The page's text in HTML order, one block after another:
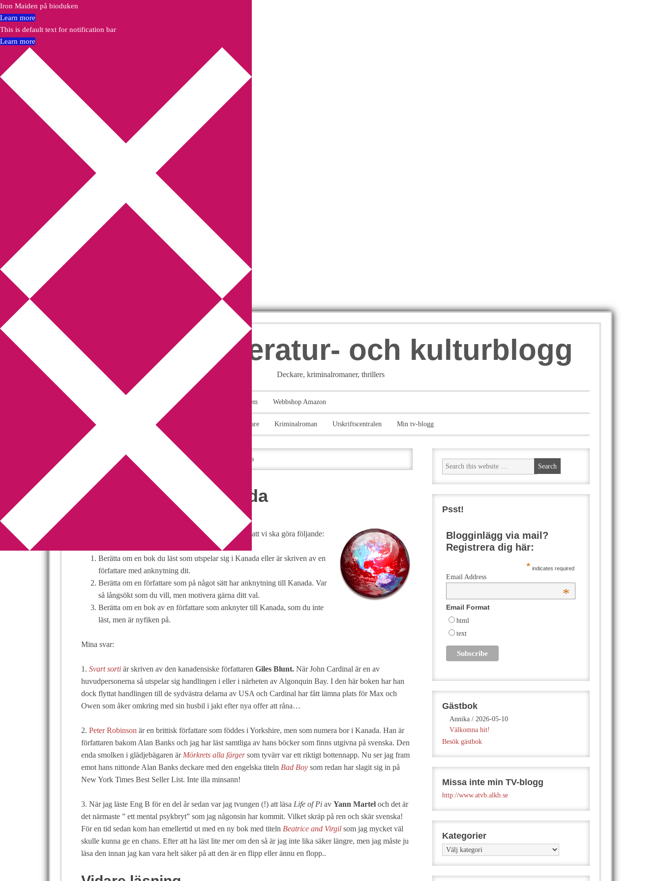
Annikas litteratur- och kulturblogg
Deckare, kriminalromaner, thrillers
Författarfemman Om Webbshop Amazon
Gästinlägg Bokbloggsjerka Deckare Kriminalroman Utskriftscentralen Min tv-blogg
You are here:Home /Bokgeografi – Kanada
Bokgeografi – Kanada
5 Comments
för oss till Kanada där Lindavill att vi ska göra följande:
Berätta om en bok du läst som utspelar sig i Kanada eller är skriven av en
författare med anknytning dit.
Berätta om en författare som på något sätt har anknytning till Kanada. Var
så långsökt som du vill, men motivera gärna ditt val.
Berätta om en bok av en författare som anknyter till Kanada, som du inte
läst, men är nyfiken på.
Mina svar:
1. Svart sorti är skriven av den kanadensiske författaren Giles Blunt. När John Cardinal är en av
huvudpersonerna så utspelar sig handlingen i eller i närheten av Algonquin Bay. I den här boken har han
dock flyttat handlingen till de sydvästra delarna av USA och Cardinal har fått lämna plats för Max och
Owen som åker omkring med sin husbil i jakt efter nya offer att råna…
2. Peter Robinson är en brittisk författare som föddes i Yorkshire, men som numera bor i Kanada. Han är
författaren bakom Alan Banks och jag har läst samtliga av hans böcker som finns utgivna på svenska. Den
enda smolken i glädjebägaren är Mörkrets alla färgersom tyvärr var ett riktigt bottennapp. Nu ser jag fram
emot hans nittonde Alan Banks deckare med den engelska titeln Bad Boy som redan har slagit sig in på
New York Times Best Seller List. Inte illa minsann!
3. När jag läste Eng B för en del år sedan var jag tvungen (!) att läsa Life of Pi av Yann Martel och det är
det närmaste ” ett mental psykbryt” som jag någonsin har kommit. Vilket skräp på ren och skär svenska!
För en tid sedan kom han emellertid ut med en ny bok med titeln Beatrice and Virgil som jag mycket väl
skulle kunna ge en chans. Efter att ha läst lite mer om den så är jag inte lika säker längre, men jag måste ju
läsa den innan jag kan vara helt säker på att den är en flipp eller ännu en flopp..
Psst!
Blogginlägg via mail?
Registrera dig här:
* indicates required
Email Address
*
Email Format
html
text
Gästbok
Annika / 2026-05-10
Välkomna hit!
Besök gästbok
Missa inte min TV-blogg
http://www.atvb.alkb.se
Kategorier
Kategorier
Iron Maiden på bioduken
Learn more
This is default text for notification bar
Learn more